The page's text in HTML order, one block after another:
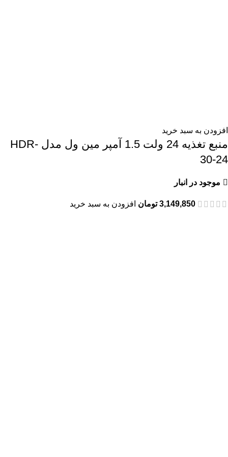
افزودن به سبد خرید
منبع تغذیه 24 ولت 1.5 آمپر مین ول مدل HDR-
30-24
موجود در انبار
3,149,850 تومان افزودن به سبد خرید